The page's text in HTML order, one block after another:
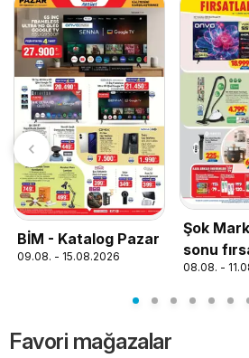
BİM - Katalog Pazar
09.08. - 15.08.2026
Şok
sonu
08.08. -
Favori mağazalar